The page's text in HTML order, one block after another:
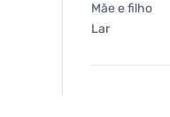
Mãe e filho
Lar